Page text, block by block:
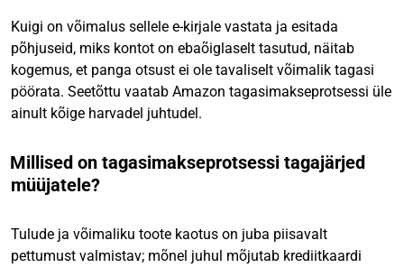
Kuigi on võimalus sellele e-kirjale vastata ja esitada
põhjuseid, miks kontot on ebaõiglaselt tasutud, näitab
kogemus, et panga otsust ei ole tavaliselt võimalik tagasi
pöörata. Seetõttu vaatab Amazon tagasimakseprotsessi üle
ainult kõige harvadel juhtudel.
Millised on tagasimakseprotsessi tagajärjed
müüjatele?
Tulude ja võimaliku toote kaotus on juba piisavalt
pettumust valmistav; mõnel juhul mõjutab krediitkaardi